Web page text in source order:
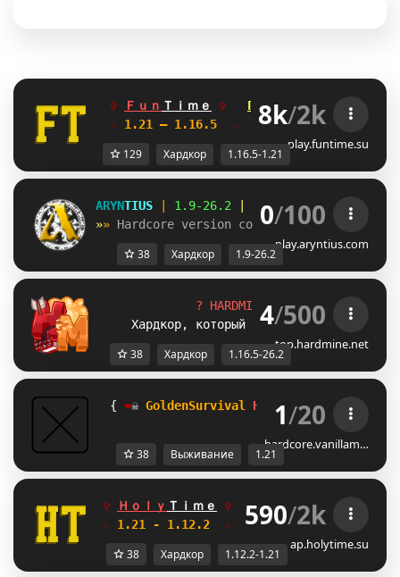
✞ Ｆｕｎ Ｔｉｍｅ ✞ ГРИФЕРСКИЙ
АНАРХИЯ
☆ 1.21 — 1.16.5 ☆ Глобальное
8k/2k
play.funtime.su
129 Хардкор 1.16.5-1.21
ARYNTIUS 1.9-26.2
play.aryntius.net
»» Hardcore version coming soon?
0/100
play.aryntius.com
38 Хардкор 1.9-26.2
? HARDMI E ? | 1.16.5 - 26.2
Хардкор, который не снился даже
4/500
top.hardmine.net
38 Хардкор 1.16.5-26.2
{ ❤☠ GoldenSurvival Hardcore SMP
1/20
hardcore.vanillam…
38 Выживание 1.21
✞ Ｈｏｌｙ Ｔｉｍｅ ✞ FREE ДОНАТ
АНАРХИЯ
☆ 1.21 - 1.12.2 ☆ Глобальное
590/2k
ap.holytime.su
38 Хардкор 1.12.2-1.21